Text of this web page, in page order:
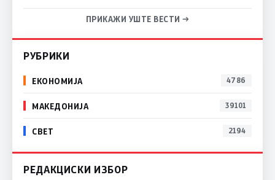
ПРИКАЖИ УШТЕ ВЕСТИ →
РУБРИКИ
ЕКОНОМИЈА 4786
МАКЕДОНИЈА 39101
СВЕТ 2194
РЕДАКЦИСКИ ИЗБОР